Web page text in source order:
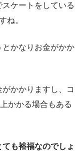
ケートをしている
ね。
かなりお金がかか
かかりますし、コ
かかる場合もある
も裕福なのでしょ